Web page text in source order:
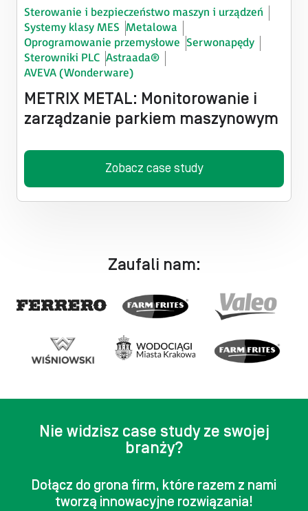
Sterowanie i bezpieczeństwo maszyn i urządzeń
Systemy klasy MES Metalowa
Oprogramowanie przemysłowe​ Serwonapędy​
Sterowniki PLC Astraada®
AVEVA (Wonderware)
METRIX METAL: Monitorowanie i
zarządzanie parkiem maszynowym
Zobacz case study
Zaufali nam:
Nie widzisz case study ze swojej
branży?
Dołącz do grona firm, które razem z nami
tworzą innowacyjne rozwiązania!